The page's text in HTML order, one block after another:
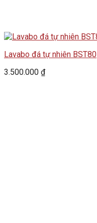
Lavabo đá tự nhiên BST80
3.500.000 ₫